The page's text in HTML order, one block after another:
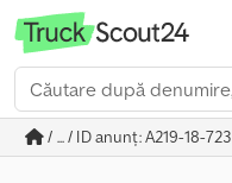
/ ... / ID anunț: A219-18-723